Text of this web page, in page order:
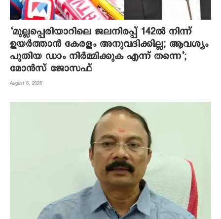
‘മുല്ലപ്പെരിയാറിലെ ജലനിരപ്പ് 142ല്‍ നിന്ന്
ഉയര്‍ത്താന്‍ കേരളം അനുവദിക്കില്ല; ആവശ്യം
പുതിയ ഡാം നിര്‍മ്മിക്കുക എന്ന് തന്നെ’;
മോന്‍സ് ജോസഫ്
August 6, 2026